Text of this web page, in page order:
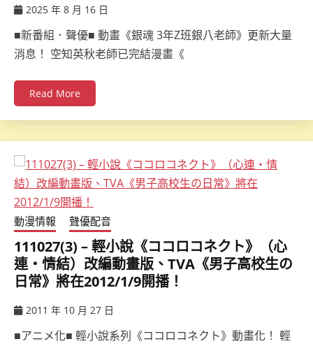
2025 年 8 月 16 日
■新番組．聲優■ 動畫《銀魂 3年Z班銀八老師》更新大量
消息！ 空知英秋老師已完結漫畫《
Read More
動漫情報 聲優配音
111027(3) – 輕小說《ココロコネクト》（心
連‧情結）改編動畫版、TVA《男子高校生の
日常》將在2012/1/9開播！
2011 年 10 月 27 日
■アニメ化■ 輕小說系列《ココロコネクト》動畫化！ 輕